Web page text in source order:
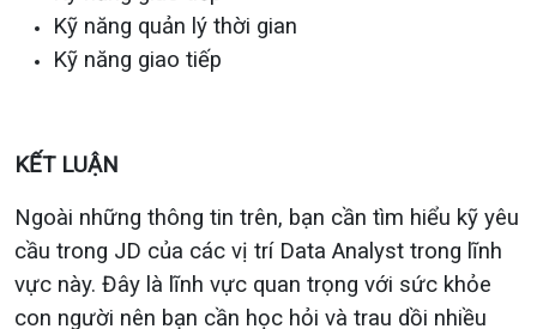
Kỹ năng quản lý thời gian
Kỹ năng giao tiếp
KẾT LUẬN
Ngoài những thông tin trên, bạn cần tìm hiểu kỹ yêu
cầu trong JD của các vị trí Data Analyst trong lĩnh
vực này. Đây là lĩnh vực quan trọng với sức khỏe
con người nên bạn cần học hỏi và trau dồi nhiều